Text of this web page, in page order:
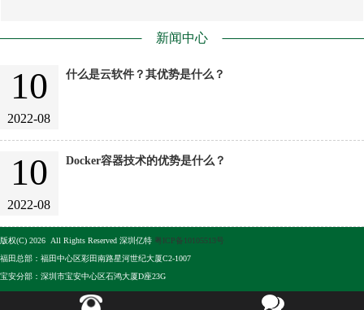
新闻中心
10
2022-08
什么是云软件？其优势是什么？
10
2022-08
Docker容器技术的优势是什么？
版权(C) 2026 All Rights Reserved 深圳亿特 粤ICP备10105513号
福田总部：福田中心区彩田南路星河世纪大厦C2-1007
宝安分部：深圳市宝安中心区石鸿大厦D座23G